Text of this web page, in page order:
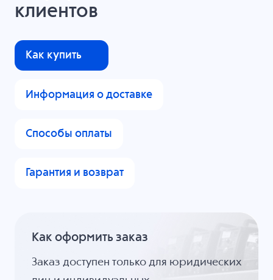
клиентов
Как купить
Информация о доставке
Способы оплаты
Гарантия и возврат
Как оформить заказ
Заказ доступен только для юридических